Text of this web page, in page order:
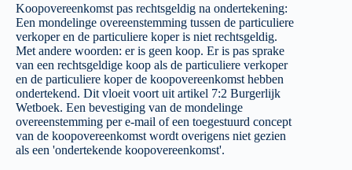
Koopovereenkomst pas rechtsgeldig na ondertekening:
Een mondelinge overeenstemming tussen de particuliere
verkoper en de particuliere koper is niet rechtsgeldig.
Met andere woorden: er is geen koop. Er is pas sprake
van een rechtsgeldige koop als de particuliere verkoper
en de particuliere koper de koopovereenkomst hebben
ondertekend. Dit vloeit voort uit artikel 7:2 Burgerlijk
Wetboek. Een bevestiging van de mondelinge
overeenstemming per e-mail of een toegestuurd concept
van de koopovereenkomst wordt overigens niet gezien
als een 'ondertekende koopovereenkomst'.